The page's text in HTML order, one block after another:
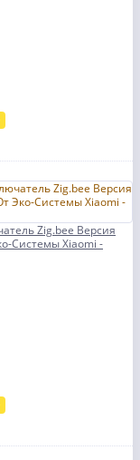
Zig.bee Версия
Системы Xiaomi -